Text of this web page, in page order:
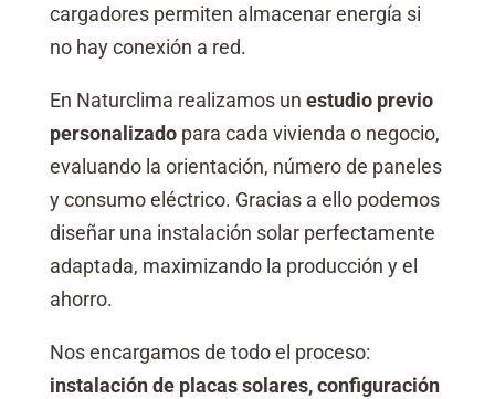
cargadores permiten almacenar energía si
no hay conexión a red.
En Naturclima realizamos un estudio previo
personalizadopara cada vivienda o negocio,
evaluando la orientación, número de paneles
y consumo eléctrico. Gracias a ello podemos
diseñar una instalación solar perfectamente
adaptada, maximizando la producción y el
ahorro.
Nos encargamos de todo el proceso:
instalación de placas solares, configuración